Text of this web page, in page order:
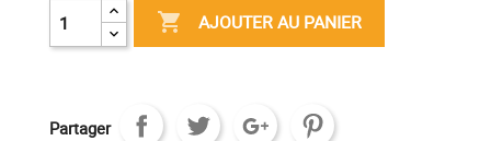
 AJOUTER AU PANIER
Partager